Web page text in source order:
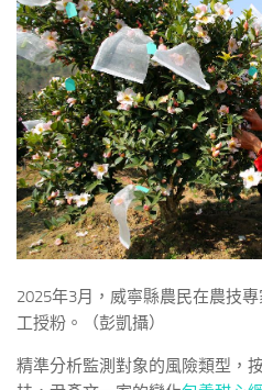
2025年3月，威寧縣農民在農技
工授粉。（彭凱攝）
精準分析監測對象的風險類型，